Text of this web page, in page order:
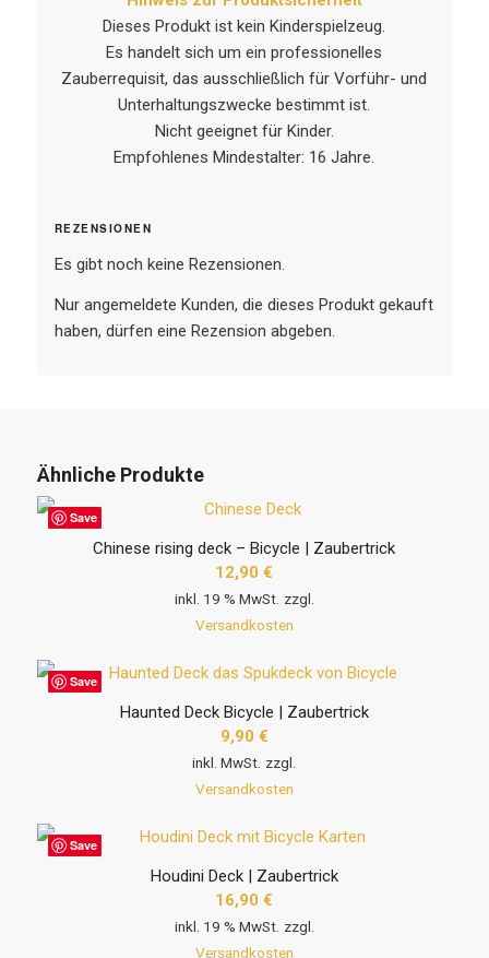
Dieses Produkt ist kein Kinderspielzeug.
Es handelt sich um ein professionelles
Zauberrequisit, das ausschließlich für Vorführ- und
Unterhaltungszwecke bestimmt ist.
Nicht geeignet für Kinder.
Empfohlenes Mindestalter: 16 Jahre.
REZENSIONEN
Es gibt noch keine Rezensionen.
Nur angemeldete Kunden, die dieses Produkt gekauft
haben, dürfen eine Rezension abgeben.
Ähnliche Produkte
Save
Chinese rising deck – Bicycle | Zaubertrick
12,90€
inkl. 19 % MwSt. zzgl.
Versandkosten
Save
Haunted Deck Bicycle | Zaubertrick
9,90 €
inkl. MwSt. zzgl.
Versandkosten
Save
Houdini Deck | Zaubertrick
16,90€
inkl. 19 % MwSt. zzgl.
Versandkosten